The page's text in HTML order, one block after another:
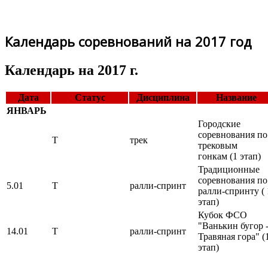
Календарь соревнований на 2017 год
Календарь на 2017 г.
Дата Статус Дисциплина
Название
ЯНВАРЬ
Т трек
Городские
соревнования по
трековым
гонкам (1 этап)
5.01 Т ралли-спринт
Традиционные
соревнования по
ралли-спринту (
этап)
14.01 Т ралли-спринт
Кубок ФСО
"Ванькин бугор -
Травяная гора"
этап)